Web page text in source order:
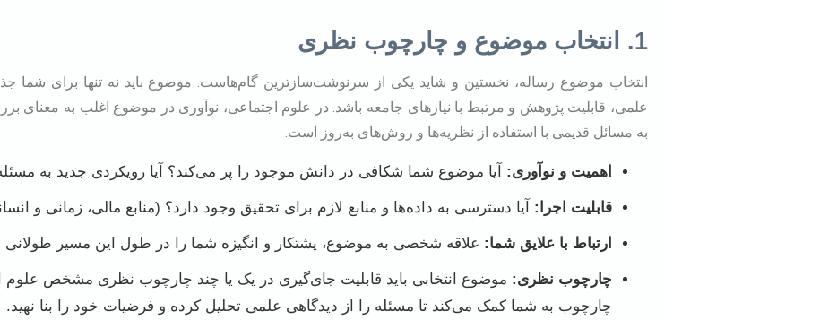
1. انتخاب موضوع و چارچوب نظری
انتخاب موضوع رساله، نخستین و شاید یکی از سرنوشت‌سازترین گام‌هاست. موضوع باید نه تنها برای شما
علمی، قابلیت پژوهش و مرتبط با نیازهای جامعه باشد. در علوم اجتماعی، نوآوری در موضوع اغلب به معنای
به مسائل قدیمی با استفاده از نظریه‌ها و روش‌های به‌روز است.
اهمیت و نوآوری: آیا موضوع شما شکافی در دانش موجود را پر می‌کند؟ آیا رویکردی جدید به
قابلیت اجرا: آیا دسترسی به داده‌ها و منابع لازم برای تحقیق وجود دارد؟ (منابع مالی، زمانی و
ارتباط با علایق شما: علاقه شخصی به موضوع، پشتکار و انگیزه شما را در طول این مسیر
چارچوب نظری: موضوع انتخابی باید قابلیت جای‌گیری در یک یا چند چارچوب نظری مشخص علوم
چارچوب به شما کمک می‌کند تا مسئله را از دیدگاهی علمی تحلیل کرده و فرضیات خود را بنا نهید.